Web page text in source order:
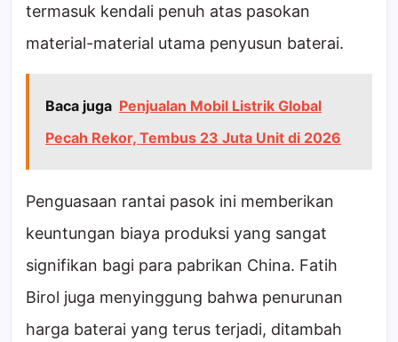
termasuk kendali penuh atas pasokan
material-material utama penyusun baterai.
Baca juga Penjualan Mobil Listrik Global
Pecah Rekor, Tembus 23 Juta Unit di 2026
Penguasaan rantai pasok ini memberikan
keuntungan biaya produksi yang sangat
signifikan bagi para pabrikan China. Fatih
Birol juga menyinggung bahwa penurunan
harga baterai yang terus terjadi, ditambah